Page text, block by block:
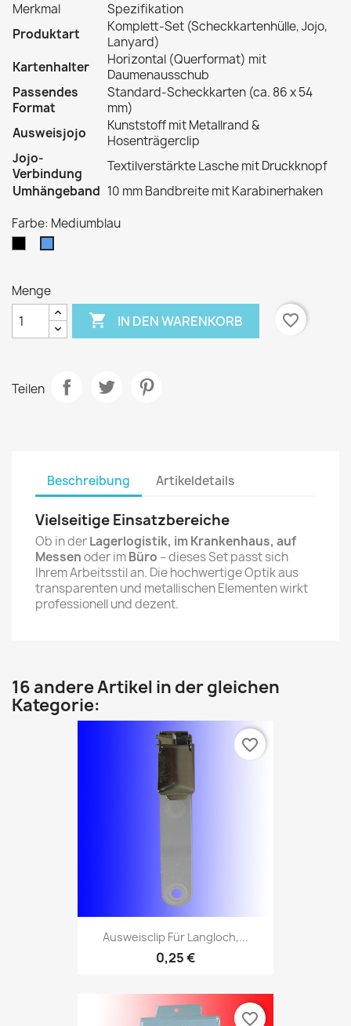
Merkmal
Spezifikation
Produktart
Komplett-Set (Scheckkartenhülle, Jojo,
Lanyard)
Kartenhalter
Horizontal (Querformat) mit
Daumenausschub
Passendes
Format
Standard-Scheckkarten (ca. 86 x 54
mm)
Ausweisjojo
Kunststoff mit Metallrand &
Hosenträgerclip
Jojo-
Verbindung
Textilverstärkte Lasche mit Druckknopf
Umhängeband 10 mm Bandbreite mit Karabinerhaken
Farbe: Mediumblau
Menge
 IN DEN WARENKORB favorite_border
Teilen
Beschreibung Artikeldetails
Vielseitige Einsatzbereiche
Ob in derLagerlogistik, im Krankenhaus, auf
Messenoder imBüro – dieses Set passt sich
Ihrem Arbeitsstil an. Die hochwertige Optik aus
transparenten und metallischen Elementen wirkt
professionell und dezent.
16 andere Artikel in der gleichen
Kategorie:
Ausweisclip Für Langloch,...
0,25 €
favorite_border
favorite_border